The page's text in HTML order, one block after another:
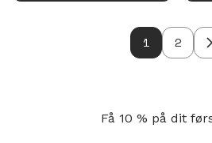
1 2
Få 10 % på dit